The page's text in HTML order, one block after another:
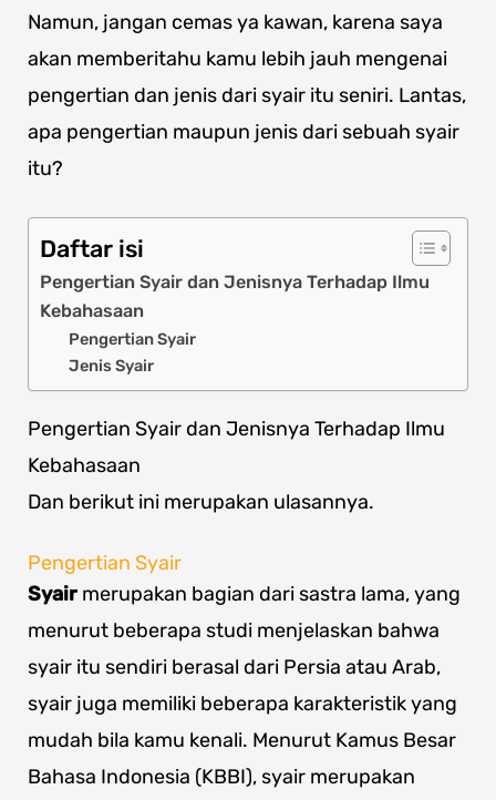
Namun, jangan cemas ya kawan, karena saya
akan memberitahu kamu lebih jauh mengenai
pengertian dan jenis dari syair itu seniri. Lantas,
apa pengertian maupun jenis dari sebuah syair
itu?
Daftar isi
Pengertian Syair dan Jenisnya Terhadap Ilmu
Kebahasaan
Pengertian Syair
Jenis Syair
Pengertian Syair dan Jenisnya Terhadap Ilmu
Kebahasaan
Dan berikut ini merupakan ulasannya.
Pengertian Syair
Syair merupakan bagian dari sastra lama, yang
menurut beberapa studi menjelaskan bahwa
syair itu sendiri berasal dari Persia atau Arab,
syair juga memiliki beberapa karakteristik yang
mudah bila kamu kenali. Menurut Kamus Besar
Bahasa Indonesia (KBBI), syair merupakan